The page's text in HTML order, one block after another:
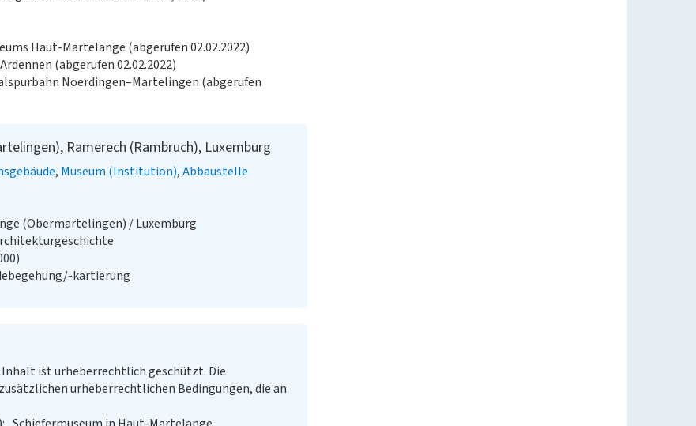
Haut-Martelange (abgerufen 02.02.2022)
(abgerufen 02.02.2022)
Noerdingen–Martelingen (abgerufen
Ramerech (Rambruch), Luxemburg
Museum (Institution) Abbaustelle
(Obermartelingen) / Luxemburg
kartierung
ist urheberrechtlich geschützt. Die
urheberrechtlichen Bedingungen, die an